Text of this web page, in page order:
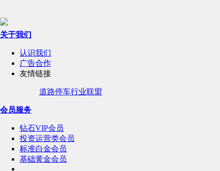
关于我们
认识我们
广告合作
友情链接
道路停车行业联盟
会员服务
钻石VIP会员
投资运营类会员
标准白金会员
基础黄金会员